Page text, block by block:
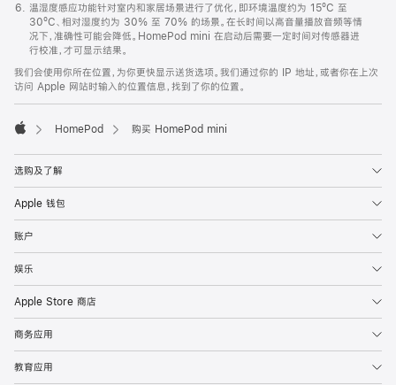
温湿度感应功能针对室内和家居场景进行了优化，即环境温度约为 15ºC 至
30ºC、相对湿度约为 30% 至 70% 的场景。在长时间以高音量播放音频等情
况下，准确性可能会降低。HomePod mini 在启动后需要一定时间对传感器进
行校准，才可显示结果。
我们会使用你所在位置，为你更快显示送货选项。我们通过你的 IP 地址，或者你在上次
访问 Apple 网站时输入的位置信息，找到了你的位置。
HomePod 购买 HomePod mini
选购及了解
Apple 钱包
账户
娱乐
Apple Store 商店
商务应用
教育应用